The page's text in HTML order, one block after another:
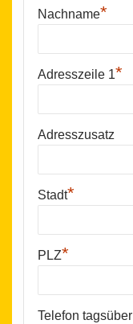
Nachname*
Adresszeile 1*
Adresszusatz
Stadt*
PLZ*
Telefon tagsüber